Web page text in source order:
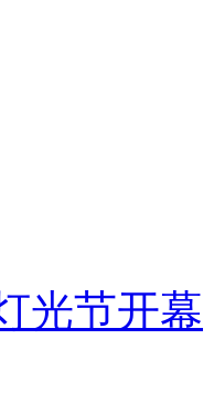
光节开幕